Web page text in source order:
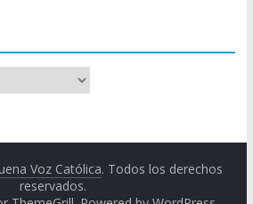
Voz Católica. Todos los derechos
reservados.